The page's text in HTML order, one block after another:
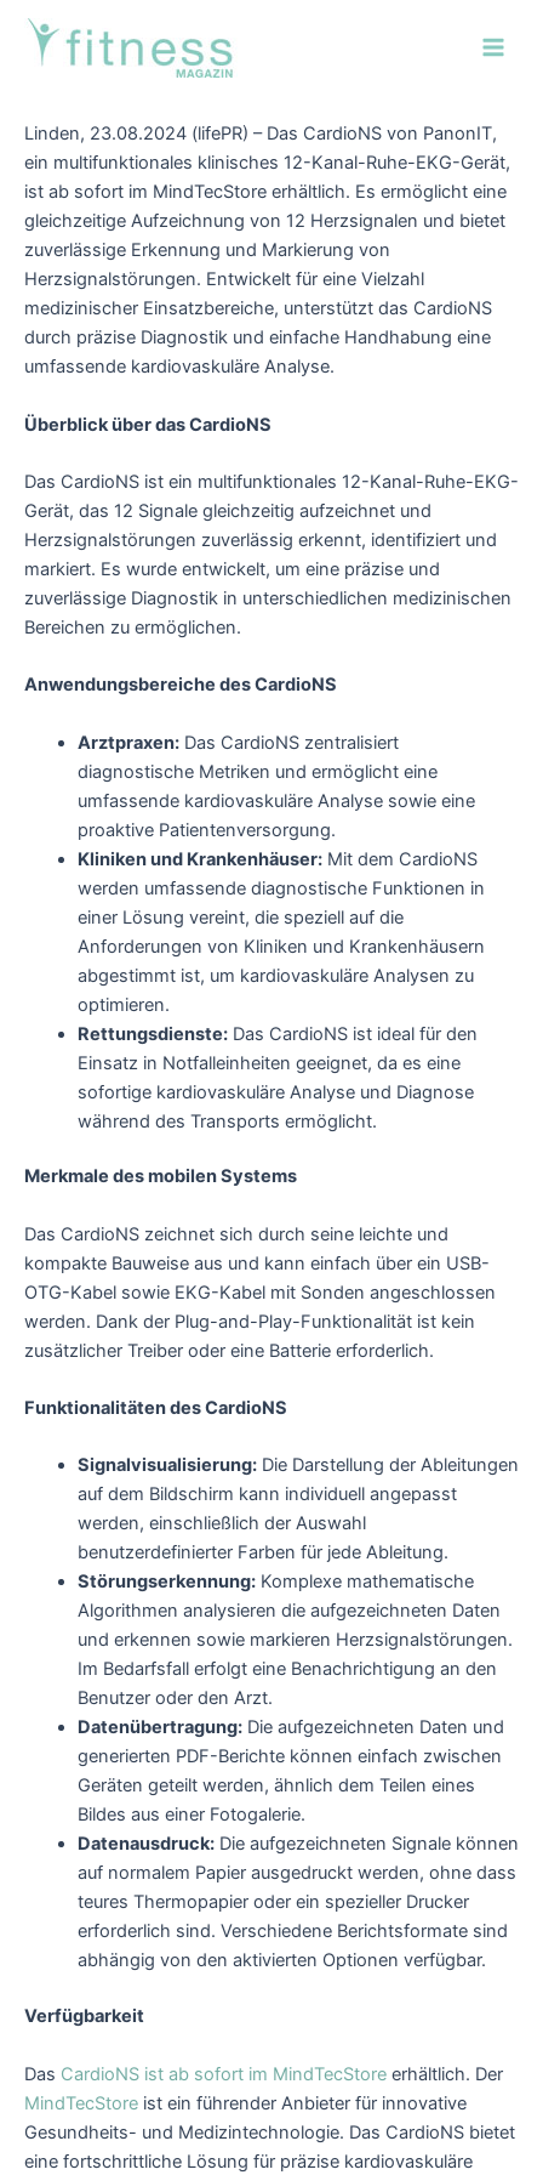
Zum
Inhalt
springen
Linden, 23.08.2024 (lifePR) – Das CardioNS von PanonIT,
ein multifunktionales klinisches 12-Kanal-Ruhe-EKG-Gerät,
ist ab sofort im MindTecStore erhältlich. Es ermöglicht eine
gleichzeitige Aufzeichnung von 12 Herzsignalen und bietet
zuverlässige Erkennung und Markierung von
Herzsignalstörungen. Entwickelt für eine Vielzahl
medizinischer Einsatzbereiche, unterstützt das CardioNS
durch präzise Diagnostik und einfache Handhabung eine
umfassende kardiovaskuläre Analyse.
Überblick über das CardioNS
Das CardioNS ist ein multifunktionales 12-Kanal-Ruhe-EKG-
Gerät, das 12 Signale gleichzeitig aufzeichnet und
Herzsignalstörungen zuverlässig erkennt, identifiziert und
markiert. Es wurde entwickelt, um eine präzise und
zuverlässige Diagnostik in unterschiedlichen medizinischen
Bereichen zu ermöglichen.
Anwendungsbereiche des CardioNS
Arztpraxen:Das CardioNS zentralisiert
diagnostische Metriken und ermöglicht eine
umfassende kardiovaskuläre Analyse sowie eine
proaktive Patientenversorgung.
Kliniken und Krankenhäuser:Mit dem CardioNS
werden umfassende diagnostische Funktionen in
einer Lösung vereint, die speziell auf die
Anforderungen von Kliniken und Krankenhäusern
abgestimmt ist, um kardiovaskuläre Analysen zu
optimieren.
Rettungsdienste:Das CardioNS ist ideal für den
Einsatz in Notfalleinheiten geeignet, da es eine
sofortige kardiovaskuläre Analyse und Diagnose
während des Transports ermöglicht.
Merkmale des mobilen Systems
Das CardioNS zeichnet sich durch seine leichte und
kompakte Bauweise aus und kann einfach über ein USB-
OTG-Kabel sowie EKG-Kabel mit Sonden angeschlossen
werden. Dank der Plug-and-Play-Funktionalität ist kein
zusätzlicher Treiber oder eine Batterie erforderlich.
Funktionalitäten des CardioNS
Signalvisualisierung:Die Darstellung der Ableitungen
auf dem Bildschirm kann individuell angepasst
werden, einschließlich der Auswahl
benutzerdefinierter Farben für jede Ableitung.
Störungserkennung:Komplexe mathematische
Algorithmen analysieren die aufgezeichneten Daten
und erkennen sowie markieren Herzsignalstörungen.
Im Bedarfsfall erfolgt eine Benachrichtigung an den
Benutzer oder den Arzt.
Datenübertragung:Die aufgezeichneten Daten und
generierten PDF-Berichte können einfach zwischen
Geräten geteilt werden, ähnlich dem Teilen eines
Bildes aus einer Fotogalerie.
Datenausdruck:Die aufgezeichneten Signale können
auf normalem Papier ausgedruckt werden, ohne dass
teures Thermopapier oder ein spezieller Drucker
erforderlich sind. Verschiedene Berichtsformate sind
abhängig von den aktivierten Optionen verfügbar.
Verfügbarkeit
Das CardioNS ist ab sofort im MindTecStore erhältlich. Der
MindTecStore ist ein führender Anbieter für innovative
Gesundheits- und Medizintechnologie. Das CardioNS bietet
eine fortschrittliche Lösung für präzise kardiovaskuläre
Post
navigation